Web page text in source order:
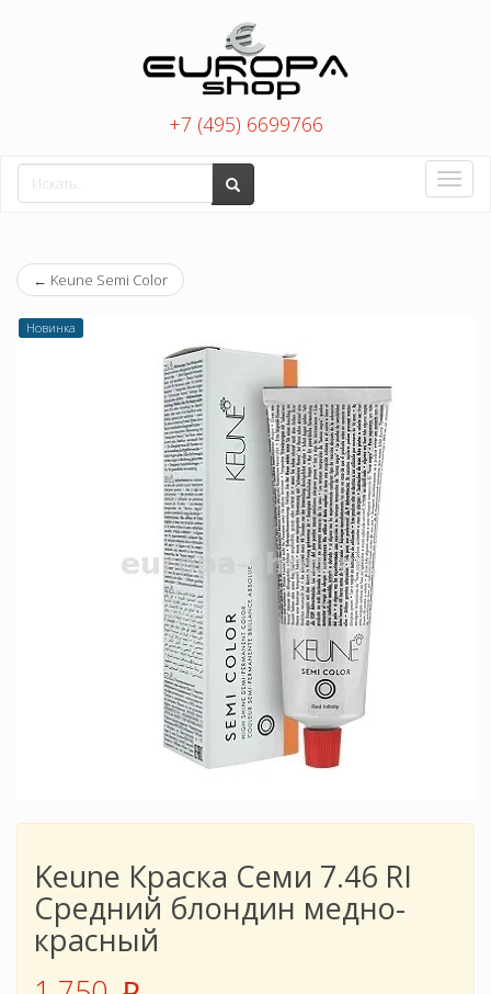
+7 (495) 6699766
Toggle
← Keune Semi Color
Новинка
Keune Краска Семи 7.46 RI
Средний блондин медно-
красный